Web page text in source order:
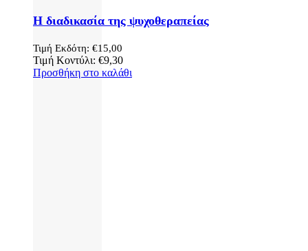
Η διαδικασία της ψυχοθεραπείας
Τιμή Εκδότη: €15,00
Τιμή Κοντύλι: €9,30
Προσθήκη στο καλάθι